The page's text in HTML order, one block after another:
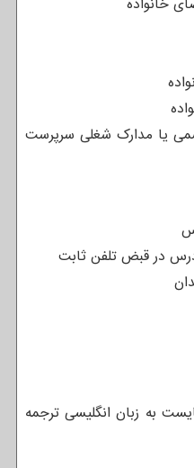
یا مدارک شغلی سرپرست
در قبض تلفن ثابت
به زبان انگلیسی ترجمه